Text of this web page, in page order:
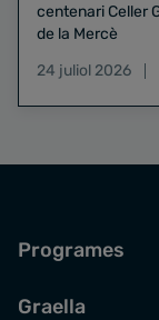
centenari Celler Gelida de Sants, que enguany faran el pregó
de la Mercè
24 juliol 2026
Programes
Graella